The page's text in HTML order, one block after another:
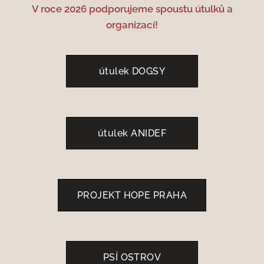
V roce 2026 podporujeme spoustu útulků a
organizací!
útulek DOGSY
útulek ANIDEF
PROJEKT HOPE PRAHA
PSÍ OSTROV